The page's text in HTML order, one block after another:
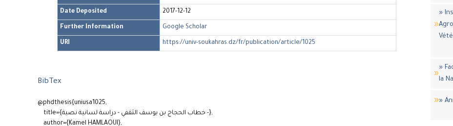
Date Deposited 2017-12-12
Further Information Google Scholar
URI https://univ-soukahras.dz/fr/publication/article/1025
BibTex
@phdthesis{uniusa1025,
title={خطاب الحجاج بن يوسف الثقفي - دراسة لسانية نصية -},
author={Kamel HAMLAOUI},
»
»
la
»